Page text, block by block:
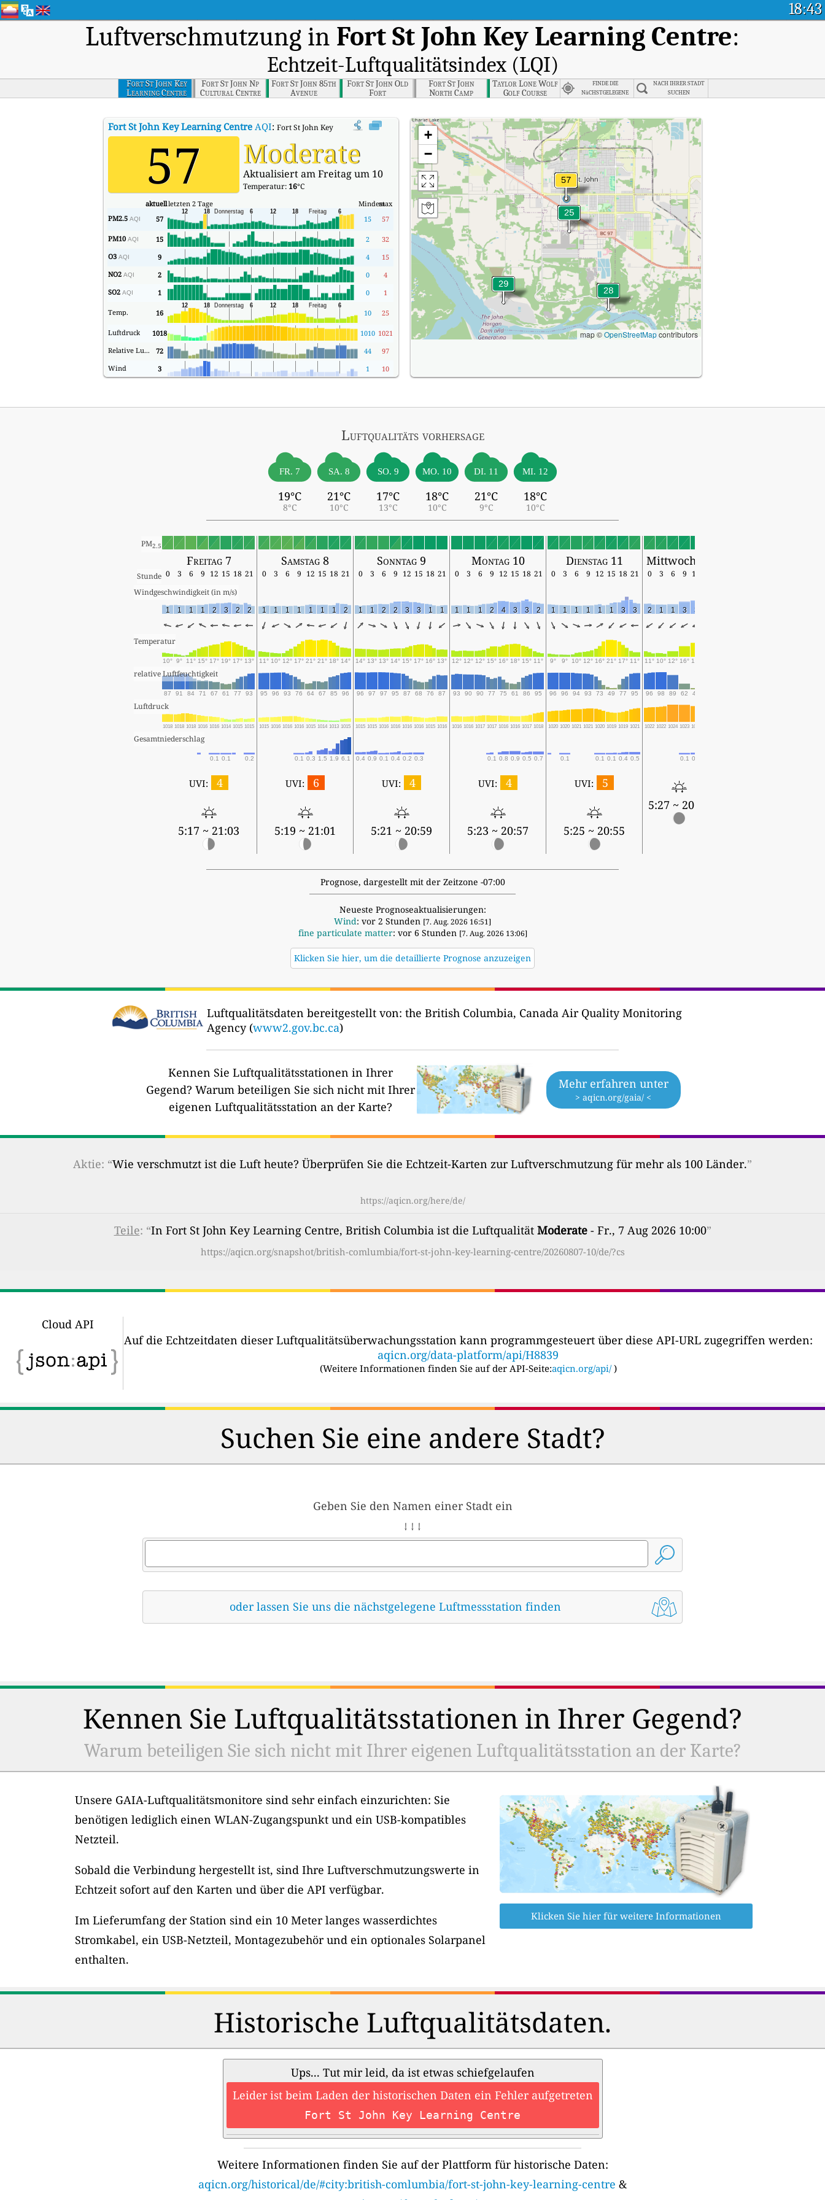
18:43
Luftverschmutzung in Fort St John Key Learning Centre:
Echtzeit-Luftqualitätsindex (LQI)
Fort St John Key
Learning Centre
Fort St John Np
Cultural Centre
Fort St John 85th
Avenue
Fort St John Old
Fort
Fort St John
North Camp
Taylor Lone Wolf
Golf Course
FINDE DIE
NäCHSTGELEGENE
NACH IHRER STADT
SUCHEN
Fort St John Key Learning CentreAQI: Fort St John Key Learning Centre Echtzeit-Luftqualitätsindex (AQI).
57 Moderate
Aktualisiert am Freitag um 10
Temperatur: 16°C
aktuellletzten 2 Tage Mindestmax
PM2.5 AQI 57 15 57
PM10 AQI 15 2
32
O3 AQI 9 4
15
NO2 AQI 2 0
4
SO2 AQI 1 0 1
Temp. 16 10 25
Luftdruck 1018 1010 1021
Relative Luftfeuchtigkeit
72 44
97
Wind
3 1 10
+
−
map ©OpenStreetMapcontributors
Luftqualitäts vorhersage
FR. 7
19°C
8°C
SA. 8
21°C
10°C
SO. 9
17°C
13°C
MO. 10
18°C
10°C
DI. 11
21°C
9°C
MI. 12
18°C
10°C
PM2.5
Freitag 7 Samstag 8 Sonntag 9 Montag 10 Dienstag 11 Mittwoch 12
Stunde 0 3 6 9 12 15 18 21 0 3 6 9 12 15 18 21 0 3 6 9 12 15 18 21 0 3 6 9 12 15 18 21 0 3 6 9 12 15 18 21 0 3 6 9 12
Windgeschwindigkeit (in m/s)
1 1 1 1 2 3 2 2 1 1 1 1 1 1 1 2 1 1 2 2 3 3 1 1 1 1 1 2 4 3 3 2 1 1 1 1 1 1 3 3 2 1 1 3 3
Temperatur
10° 9° 11° 15° 17° 19° 17° 13° 11° 10° 12° 17° 21° 21° 18° 14° 14° 13° 13° 14° 15° 17° 16° 13° 12° 12° 12° 15° 16° 18° 15° 11° 9° 9° 10° 12° 16° 21° 17° 11° 11° 10° 12° 16° 18°
relative Luftfeuchtigkeit
87 91 84 71 67 61 77 93 95 96 93 76 64 67 85 96 96 97 97 95 87 68 76 87 93 90 90 77 75 61 86 95 96 96 94 93 73 49 77 95 96 98 89 62 49
Luftdruck
1018 1018 1018 1016 1016 1014 1015 1015 1015 1016 1016 1016 1015 1014 1013 1015 1015 1015 1016 1016 1016 1016 1015 1016 1016 1016 1017 1017 1016 1016 1017 1018 1020 1020 1021 1021 1020 1019 1019 1021 1022 1022 1024 1023 1023
Gesamtniederschlag
0.1 0.1 0.2 0.1 0.3 1.5 1.9 6.1 0.4 0.9 0.1 0.4 0.2 0.3 0.1 0.8 0.9 0.5 0.7 0.1 0.1 0.1 0.4 0.5 0.1 0.2
UVI: 4
5:17 ~ 21:03
UVI: 6
5:19 ~ 21:01
UVI: 4
5:21 ~ 20:59
UVI: 4
5:23 ~ 20:57
UVI: 5
5:25 ~ 20:55
5:27 ~ 20:52
Prognose, dargestellt mit der Zeitzone -07:00
Neueste Prognoseaktualisierungen:
Wind: vor 2 Stunden [7. Aug. 2026 16:51]
fine particulate matter: vor 6 Stunden [7. Aug. 2026 13:06]
Klicken Sie hier, um die detaillierte Prognose anzuzeigen
Luftqualitätsdaten bereitgestellt von: the British Columbia, Canada Air Quality Monitoring
Agency (www2.gov.bc.ca)
Kennen Sie Luftqualitätsstationen in Ihrer
Gegend? Warum beteiligen Sie sich nicht mit Ihrer
eigenen Luftqualitätsstation an der Karte?
Mehr erfahren unter
> aqicn.org/gaia/ <
Aktie: “Wie verschmutzt ist die Luft heute? Überprüfen Sie die Echtzeit-Karten zur Luftverschmutzung für mehr als 100 Länder.”
https://aqicn.org/here/de/
Teile: “In Fort St John Key Learning Centre, British Columbia ist die Luftqualität Moderate- Fr., 7 Aug 2026 10:00”
https://aqicn.org/snapshot/british-comlumbia/fort-st-john-key-learning-centre/20260807-10/de/?cs
Cloud API
Auf die Echtzeitdaten dieser Luftqualitätsüberwachungsstation kann programmgesteuert über diese API-URL zugegriffen werden:
aqicn.org/data-platform/api/H8839
(Weitere Informationen finden Sie auf der API-Seite:aqicn.org/api/ )
Suchen Sie eine andere Stadt?
Geben Sie den Namen einer Stadt ein
↓ ↓ ↓
oder lassen Sie uns die nächstgelegene Luftmessstation finden
Kennen Sie Luftqualitätsstationen in Ihrer Gegend?
Warum beteiligen Sie sich nicht mit Ihrer eigenen Luftqualitätsstation an der Karte?
Unsere GAIA-Luftqualitätsmonitore sind sehr einfach einzurichten: Sie
benötigen lediglich einen WLAN-Zugangspunkt und ein USB-kompatibles
Netzteil.
Sobald die Verbindung hergestellt ist, sind Ihre Luftverschmutzungswerte in
Echtzeit sofort auf den Karten und über die API verfügbar.
Im Lieferumfang der Station sind ein 10 Meter langes wasserdichtes
Stromkabel, ein USB-Netzteil, Montagezubehör und ein optionales Solarpanel
enthalten.
Klicken Sie hier für weitere Informationen
Historische Luftqualitätsdaten.
Ups... Tut mir leid, da ist etwas schiefgelaufen
Leider ist beim Laden der historischen Daten ein Fehler aufgetreten
Fort St John Key Learning Centre
Weitere Informationen finden Sie auf der Plattform für historische Daten:
aqicn.org/historical/de/#city:british-comlumbia/fort-st-john-key-learning-centre &